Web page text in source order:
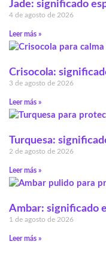
Jade: significado
4 de agosto de 2026
Leer más »
Crisocola:
3 de agosto de 2026
Leer más »
Turquesa:
2 de agosto de 2026
Leer más »
Ambar: significado
1 de agosto de 2026
Leer más »